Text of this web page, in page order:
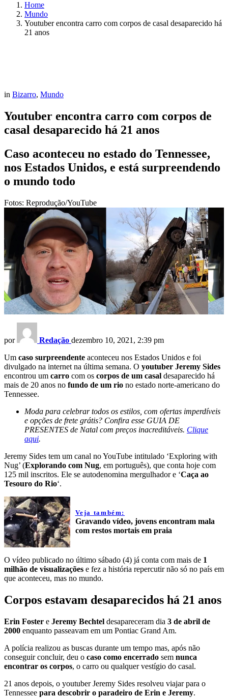
Home
Mundo
Youtuber encontra carro com corpos de casal desaparecido há
21 anos
in Bizarro, Mundo
Youtuber encontra carro com corpos de
casal desaparecido há 21 anos
Caso aconteceu no estado do Tennessee,
nos Estados Unidos, e está surpreendendo
o mundo todo
Fotos: Reprodução/YouTube
por Redação dezembro 10, 2021, 2:39 pm
Um caso surpreendente aconteceu nos Estados Unidos e foi
divulgado na internet na última semana. O youtuber Jeremy Sides
encontrou um carro com os corpos de um casal desaparecido há
mais de 20 anos no fundo de um rio no estado norte-americano do
Tennessee.
Moda para celebrar todos os estilos, com ofertas imperdíveis
e opções de frete grátis? Confira esse GUIA DE
PRESENTES de Natal com preços inacreditáveis. Clique
aqui.
Jeremy Sides tem um canal no YouTube intitulado ‘Exploring with
Nug’ (Explorando com Nug, em português), que conta hoje com
125 mil inscritos. Ele se autodenomina mergulhador e ‘Caça ao
Tesouro do Rio‘.
Veja também:
Gravando vídeo, jovens encontram mala
com restos mortais em praia
O vídeo publicado no último sábado (4) já conta com mais de 1
milhão de visualizações e fez a história repercutir não só no país em
que aconteceu, mas no mundo.
Corpos estavam desaparecidos há 21 anos
Erin Foster e Jeremy Bechtel desapareceram dia 3 de abril de
2000 enquanto passeavam em um Pontiac Grand Am.
A polícia realizou as buscas durante um tempo mas, após não
conseguir concluir, deu o caso como encerrado sem nunca
encontrar os corpos, o carro ou qualquer vestígio do casal.
21 anos depois, o youtuber Jeremy Sides resolveu viajar para o
Tennessee para descobrir o paradeiro de Erin e Jeremy.